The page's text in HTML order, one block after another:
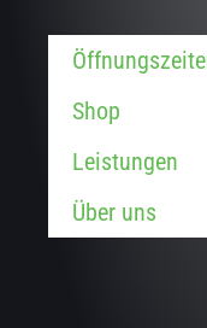
Shop
Leistungen
Über uns